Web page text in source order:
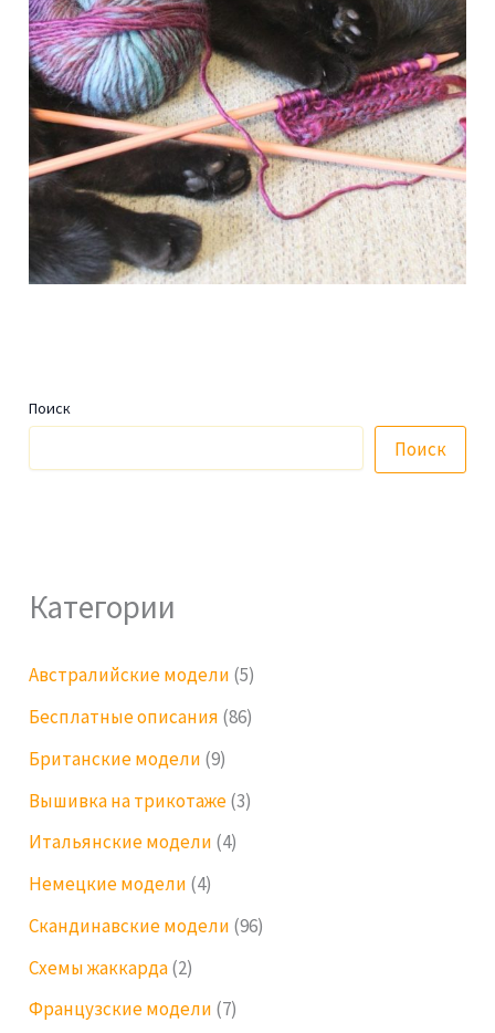
Поиск
Поиск
Категории
Австралийские модели (5)
Бесплатные описания (86)
Британские модели (9)
Вышивка на трикотаже(3)
Итальянские модели (4)
Немецкие модели (4)
Скандинавские модели (96)
Схемы жаккарда(2)
Французские модели (7)